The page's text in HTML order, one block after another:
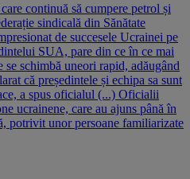
continuă să cumpere petrol și
sindicală din Sănătate
de succesele Ucrainei pe
SUA, pare din ce în ce mai
schimbă uneori rapid, adăugând
că președintele și echipa sa sunt
a spus oficialul (...) Oficialii
ucrainene, care au ajuns până în
potrivit unor persoane familiarizate